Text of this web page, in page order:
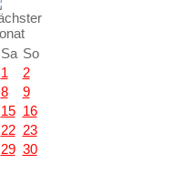
Sa So
1
2
8
9
15 16
22 23
29 30